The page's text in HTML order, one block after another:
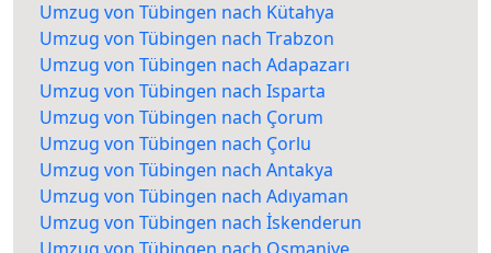
Umzug von Tübingen nach Kütahya
Umzug von Tübingen nach Trabzon
Umzug von Tübingen nach Adapazarı
Umzug von Tübingen nach Isparta
Umzug von Tübingen nach Çorum
Umzug von Tübingen nach Çorlu
Umzug von Tübingen nach Antakya
Umzug von Tübingen nach Adıyaman
Umzug von Tübingen nach İskenderun